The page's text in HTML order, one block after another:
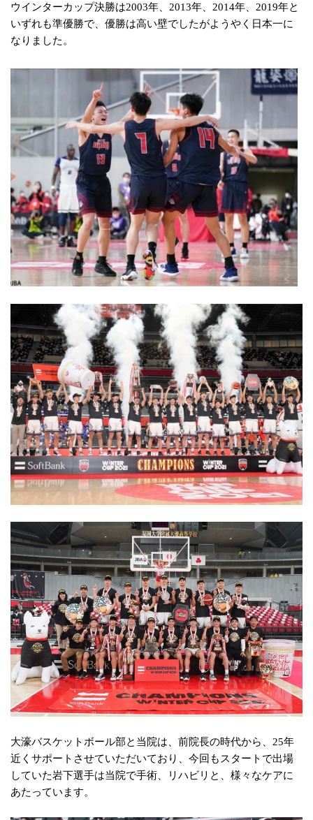
ウインターカップ決勝は2003年、2013年、2014年、2019年と
いずれも準優勝で、優勝は高い壁でしたがようやく日本一に
なりました。
大濠バスケットボール部と当院は、前院長の時代から、25年
近くサポートさせていただいており、 今回もスタートで出場
していた岩下選手は当院で手術、リハビリと、 様々なケアに
あたっています。